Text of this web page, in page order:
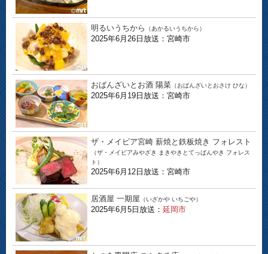
明るいうちから （あかるいうちから）
2025年6月26日放送：宮崎市
おばんざいとお酒 陽菜 （おばんざいとおさけ ひな）
2025年6月19日放送：宮崎市
ザ・メイビア宮崎 薪焼と鉄板焼き フォレスト
（ザ・メイビアみやざき まきやきとてっぱんやき フォレス
ト）
2025年6月12日放送：宮崎市
居酒屋 一期屋 （いざかや いちごや）
2025年6月5日放送： 延岡市